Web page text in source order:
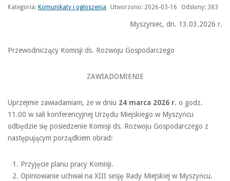
Kategoria: Komunikaty i ogłoszenia Utworzono: 2026-03-16 Odsłony: 383
Myszyniec, dn. 13.03.2026 r.
Przewodniczący Komisji ds. Rozwoju Gospodarczego
ZAWIADOMIENIE
Uprzejmie zawiadamiam, że w dniu 24 marca 2026 r. o godz.
11.00 w sali konferencyjnej Urzędu Miejskiego w Myszyńcu
odbędzie się posiedzenie Komisji ds. Rozwoju Gospodarczego z
następującym porządkiem obrad:
Przyjęcie planu pracy Komisji.
Opiniowanie uchwał na XIII sesję Rady Miejskiej w Myszyńcu.